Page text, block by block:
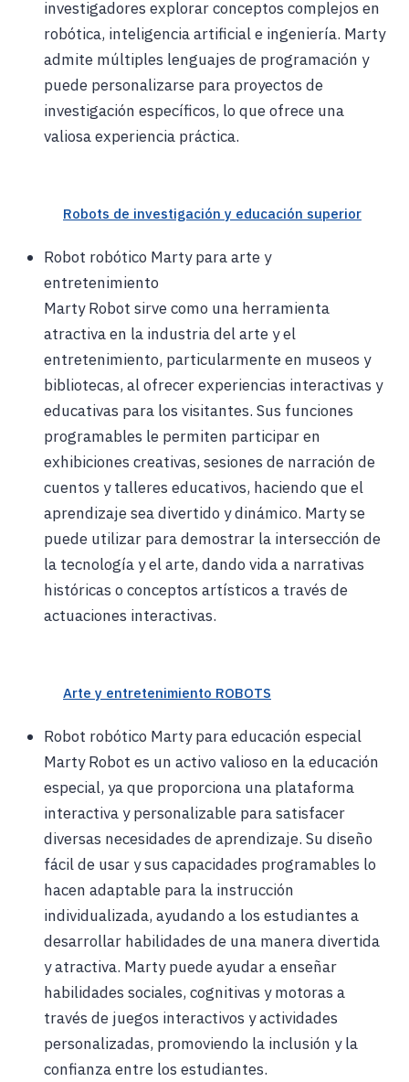
investigadores explorar conceptos complejos en
robótica, inteligencia artificial e ingeniería. Marty
admite múltiples lenguajes de programación y
puede personalizarse para proyectos de
investigación específicos, lo que ofrece una
valiosa experiencia práctica.
Robots de investigación y educación superior
Robot robótico Marty para arte y
entretenimiento
Marty Robot sirve como una herramienta
atractiva en la industria del arte y el
entretenimiento, particularmente en museos y
bibliotecas, al ofrecer experiencias interactivas y
educativas para los visitantes. Sus funciones
programables le permiten participar en
exhibiciones creativas, sesiones de narración de
cuentos y talleres educativos, haciendo que el
aprendizaje sea divertido y dinámico. Marty se
puede utilizar para demostrar la intersección de
la tecnología y el arte, dando vida a narrativas
históricas o conceptos artísticos a través de
actuaciones interactivas.
Arte y entretenimiento ROBOTS
Robot robótico Marty para educación especial
Marty Robot es un activo valioso en la educación
especial, ya que proporciona una plataforma
interactiva y personalizable para satisfacer
diversas necesidades de aprendizaje. Su diseño
fácil de usar y sus capacidades programables lo
hacen adaptable para la instrucción
individualizada, ayudando a los estudiantes a
desarrollar habilidades de una manera divertida
y atractiva. Marty puede ayudar a enseñar
habilidades sociales, cognitivas y motoras a
través de juegos interactivos y actividades
personalizadas, promoviendo la inclusión y la
confianza entre los estudiantes.